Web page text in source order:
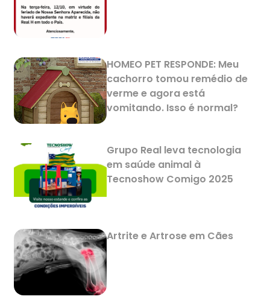
HOMEO PET RESPONDE: Meu
cachorro tomou remédio de
verme e agora está
vomitando. Isso é normal?
Grupo Real leva tecnologia
em saúde animal à
Tecnoshow Comigo 2025
Artrite e Artrose em Cães